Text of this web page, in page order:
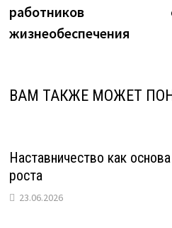
работников
жизнеобеспечения
ВАМ ТАКЖЕ МОЖЕТ
Наставничество как
роста
23.06.2026